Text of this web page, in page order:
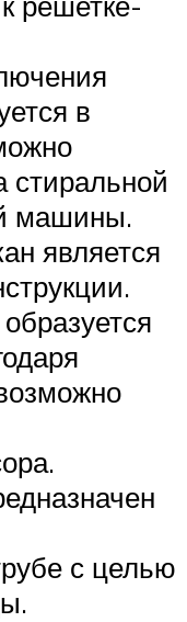
в
стиральной
машины.
является
с целью